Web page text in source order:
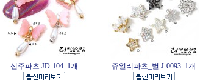
신주파츠 JD-104: 1개 쥬얼리파츠_별 J-0093: 1개